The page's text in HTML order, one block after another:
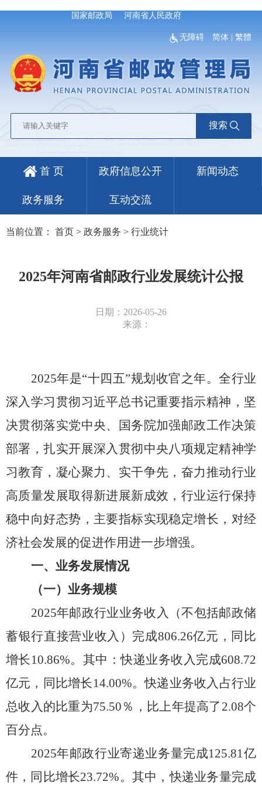
国家邮政局 河南省人民政府
无障碍 简体 |繁體
搜索
首 页 政府信息公开 新闻动态
政务服务 互动交流
当前位置： 首页 > 政务服务 > 行业统计
2025年河南省邮政行业发展统计公报
日期：2026-05-26
来源：
2025年是“十四五”规划收官之年。全行业
深入学习贯彻习近平总书记重要指示精神，坚
决贯彻落实党中央、国务院加强邮政工作决策
部署，扎实开展深入贯彻中央八项规定精神学
习教育，凝心聚力、实干争先，奋力推动行业
高质量发展取得新进展新成效，行业运行保持
稳中向好态势，主要指标实现稳定增长，对经
济社会发展的促进作用进一步增强。
一、业务发展情况
（一）业务规模
2025年邮政行业业务收入（不包括邮政储
蓄银行直接营业收入）完成806.26亿元，同比
增长 10.86%。其中：快递业务收入完成608.72
亿元，同比增长 14.00%。快递业务收入占行业
总收入的比重为75.50 ％，比上年提高了 2.08个
百分点。
2025年邮政行业寄递业务量完成125.81亿
件，同比增长23.72%。其中，快递业务量完成